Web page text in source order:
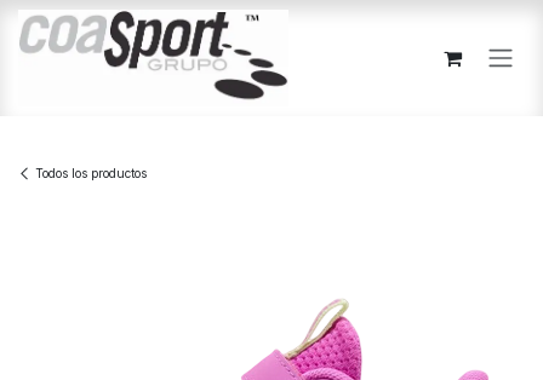
Ir al contenido
Todos los productos